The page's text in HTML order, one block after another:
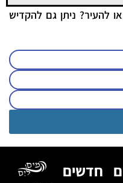
להעיר? ניתן גם להקדיש
חדשים